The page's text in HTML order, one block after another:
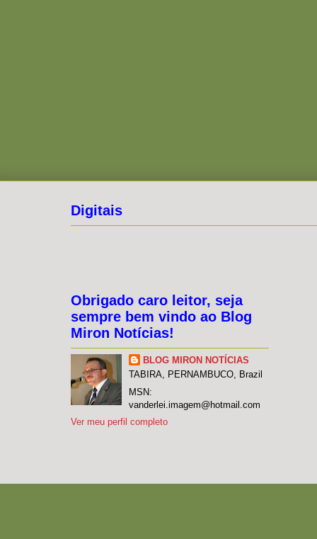
Digitais
Obrigado caro leitor, seja
sempre bem vindo ao Blog
Miron Notícias!
BLOG MIRON NOTÍCIAS
TABIRA, PERNAMBUCO, Brazil
MSN:
vanderlei.imagem@hotmail.com
Ver meu perfil completo